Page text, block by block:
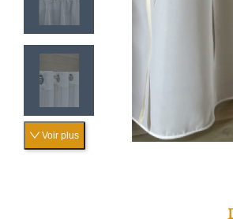
Voir plus